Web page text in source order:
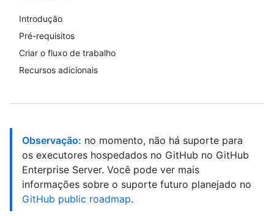
Introdução
Pré-requisitos
Criar o fluxo de trabalho
Recursos adicionais
Observação: no momento, não há suporte para
os executores hospedados no GitHub no GitHub
Enterprise Server. Você pode ver mais
informações sobre o suporte futuro planejado no
GitHub public roadmap.